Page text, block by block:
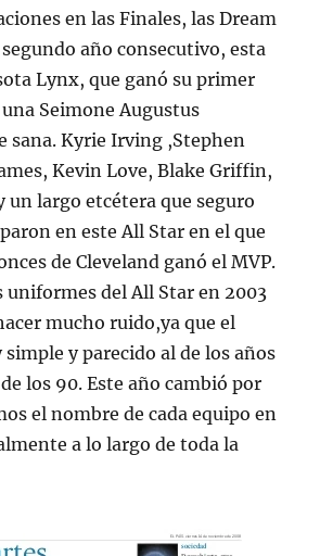
en las Finales, las Dream
año consecutivo, esta
Lynx, que ganó su primer
Seimone Augustus
sana. Kyrie Irving ,Stephen
Kevin Love, Blake Griffin,
un largo etcétera que seguro
en este All Star en el que
de Cleveland ganó el MVP.
uniformes del All Star en 2003
mucho ruido,ya que el
y parecido al de los años
los 90. Este año cambió por
el nombre de cada equipo en
a lo largo de toda la